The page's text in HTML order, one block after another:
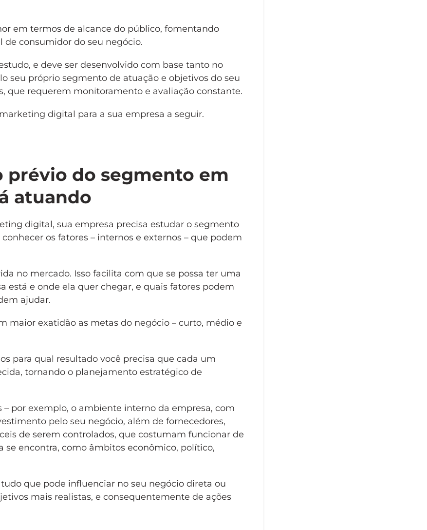
em termos de alcance do público, fomentando
de consumidor do seu negócio.
e deve ser desenvolvido com base tanto no
seu próprio segmento de atuação e objetivos do seu
que requerem monitoramento e avaliação constante.
digital para a sua empresa a seguir.
prévio do segmento em
atuando
digital, sua empresa precisa estudar o segmento
os fatores – internos e externos – que podem
no mercado. Isso facilita com que se possa ter uma
está e onde ela quer chegar, e quais fatores podem
ajudar.
maior exatidão as metas do negócio – curto, médio e
para qual resultado você precisa que cada um
tornando o planejamento estratégico de
– por exemplo, o ambiente interno da empresa, com
pelo seu negócio, além de fornecedores,
de serem controlados, que costumam funcionar de
encontra, como âmbitos econômico, político,
que pode influenciar no seu negócio direta ou
mais realistas, e consequentemente de ações